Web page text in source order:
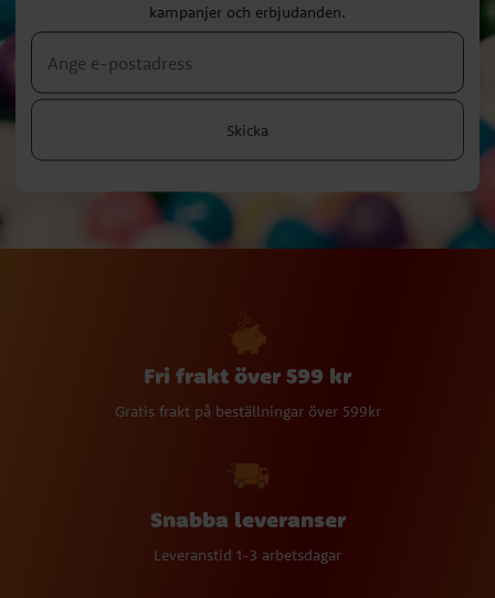
kampanjer och erbjudanden.
Skicka
Fri frakt över 599 kr
Gratis frakt på beställningar över 599kr
Snabba leveranser
Leveranstid 1-3 arbetsdagar